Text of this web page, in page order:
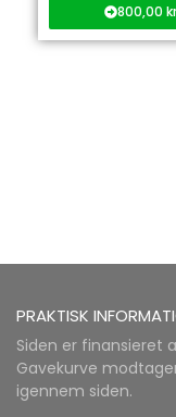
800,00
PRAKTISK
Siden er finansieret
Gavekurve
igennem siden.